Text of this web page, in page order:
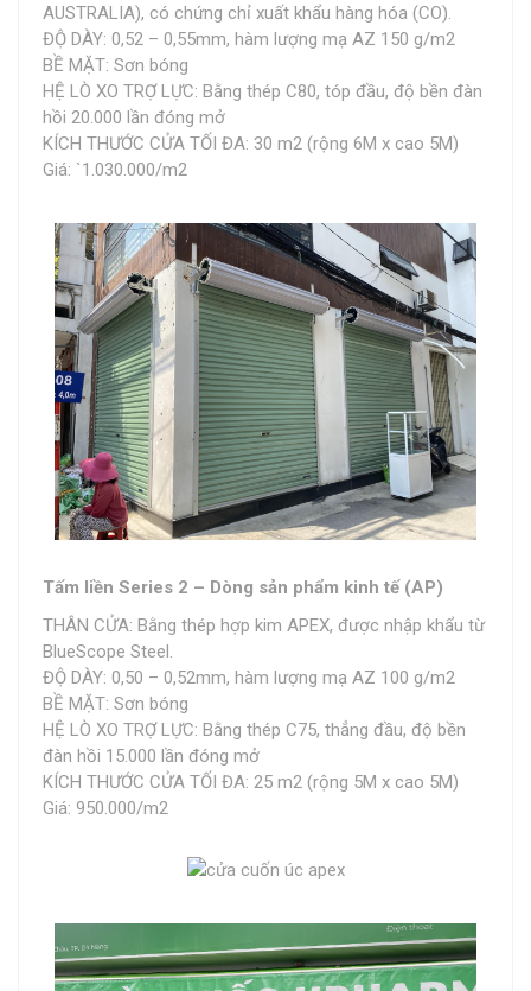
AUSTRALIA), có chứng chỉ xuất khẩu hàng hóa (CO).
ĐỘ DÀY: 0,52 – 0,55mm, hàm lượng mạ AZ 150 g/m2
BỀ MẶT: Sơn bóng
HỆ LÒ XO TRỢ LỰC: Bằng thép C80, tóp đầu, độ bền đàn
hồi 20.000 lần đóng mở
KÍCH THƯỚC CỬA TỐI ĐA: 30 m2 (rộng 6M x cao 5M)
Giá: `1.030.000/m2
Tấm liền Series 2 – Dòng sản phẩm kinh tế (AP)
THÂN CỬA: Bằng thép hợp kim APEX, được nhập khẩu từ
BlueScope Steel.
ĐỘ DÀY: 0,50 – 0,52mm, hàm lượng mạ AZ 100 g/m2
BỀ MẶT: Sơn bóng
HỆ LÒ XO TRỢ LỰC: Bằng thép C75, thẳng đầu, độ bền
đàn hồi 15.000 lần đóng mở
KÍCH THƯỚC CỬA TỐI ĐA: 25 m2 (rộng 5M x cao 5M)
Giá: 950.000/m2